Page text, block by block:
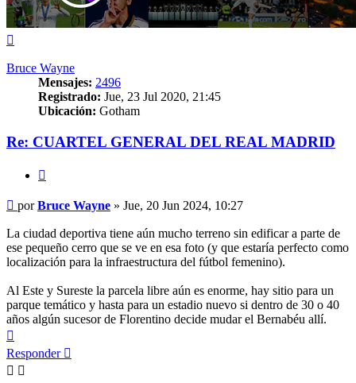
Bruce Wayne
Mensajes: 2496
Registrado: Jue, 23 Jul 2020, 21:45
Ubicación: Gotham
Re: CUARTEL GENERAL DEL REAL MADRID
Mensaje
porBruce Wayne » Jue, 20 Jun 2024, 10:27
La ciudad deportiva tiene aún mucho terreno sin edificar a parte de
ese pequeño cerro que se ve en esa foto (y que estaría perfecto como
localización para la infraestructura del fútbol femenino).
Al Este y Sureste la parcela libre aún es enorme, hay sitio para un
parque temático y hasta para un estadio nuevo si dentro de 30 o 40
años algún sucesor de Florentino decide mudar el Bernabéu allí.
Responder